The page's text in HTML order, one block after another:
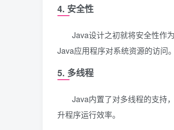
4. 安全性
Java设计之初就将安全性作
Java应用程序对系统资源的访问。
5. 多线程
Java内置了对多线程的支持
升程序运行效率。